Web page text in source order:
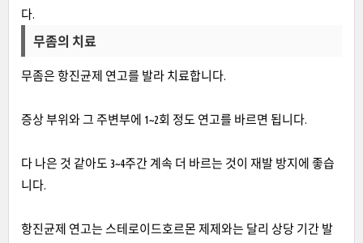
다.
무좀의 치료
무좀은 항진균제 연고를 발라 치료합니다.
증상 부위와 그 주변부에 1~2회 정도 연고를 바르면 됩니다.
다 나은 것 같아도 3~4주간 계속 더 바르는 것이 재발 방지에 좋습
니다.
항진균제 연고는 스테로이드호르몬 제제와는 달리 상당 기간 발